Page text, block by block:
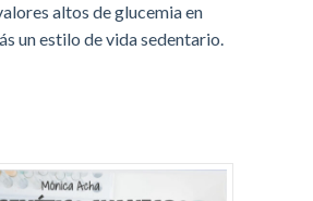
altos de glucemia en
un estilo de vida sedentario.